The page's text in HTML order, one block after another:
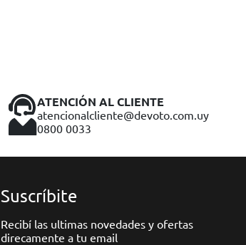
ATENCIÓN AL CLIENTE
atencionalcliente@devoto.com.uy
0800 0033
Suscríbite
Recibí las ultimas novedades y ofertas
direcamente a tu email